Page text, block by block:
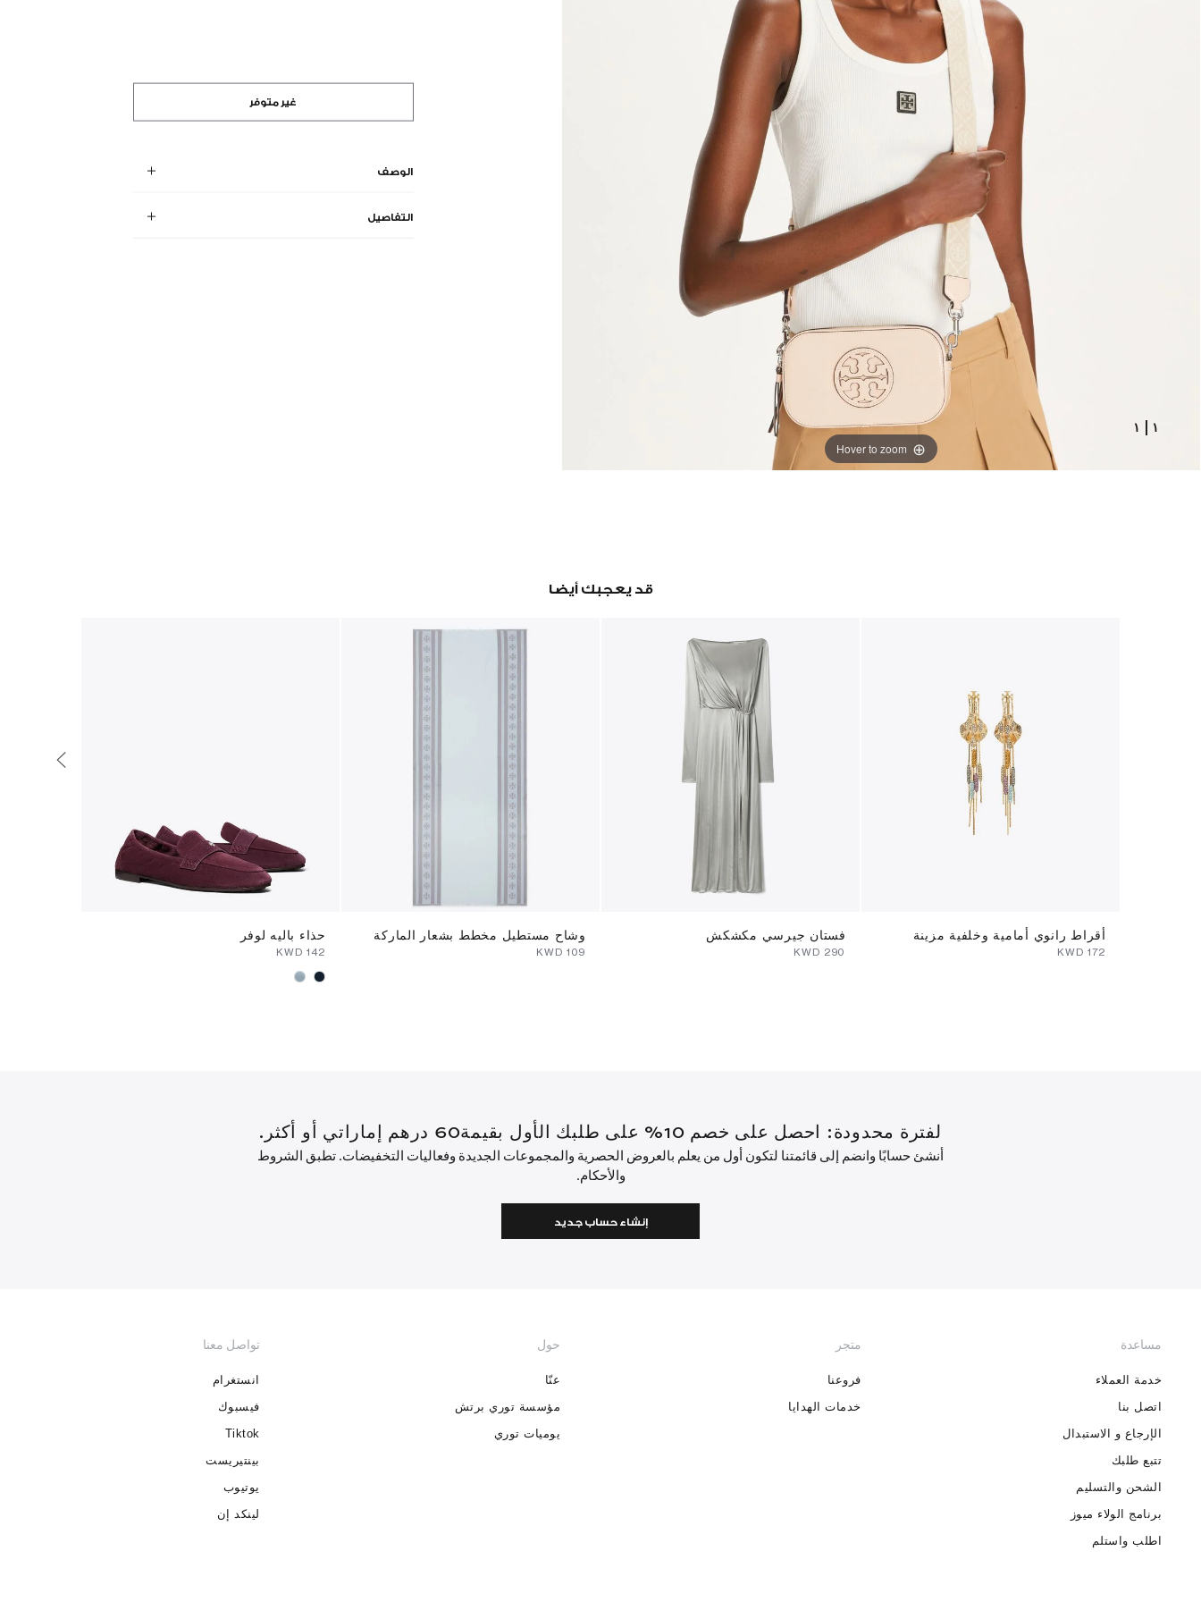
Hover to zoom
١ ١
غير متوفر
الوصف
التفاصيل
قد يعجبك أيضا
أقراط رانوي أمامية وخلفية مزينة فستان جيرسي مكشكش وشاح مستطيل مخطط بشعار الماركة حذاء باليه لوفر
لفترة محدودة: احصل على خصم 10% على طلبك الأول بقيمة60 درهم إماراتي أو أكثر.
أنشئ حسابًا وانضم إلى قائمتنا لتكون أول من يعلم بالعروض الحصرية والمجموعات الجديدة وفعاليات التخفيضات. تطبق الشروط
والأحكام.
إنشاء حساب جديد
مساعدة
خدمة العملاء
اتصل بنا
الإرجاع و الاستبدال
تتبع طلبك
الشحن والتسليم
برنامج الولاء ميوز
اطلب واستلم
متجر
فروعنا
خدمات الهدايا
حول
عنّا
مؤسسة توري برتش
يوميات توري
تواصل معنا
انستغرام
فيسبوك
Tiktok
بينتيريست
يوتيوب
لينكد إن